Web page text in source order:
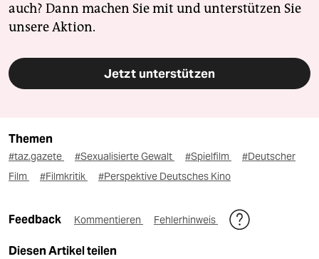
auch? Dann machen Sie mit und unterstützen Sie
unsere Aktion.
Jetzt unterstützen
Themen
#taz.gazete #Sexualisierte Gewalt #Spielfilm
#Deutscher
Film
#Filmkritik #Perspektive Deutsches Kino
Feedback Kommentieren Fehlerhinweis
Diesen Artikel teilen